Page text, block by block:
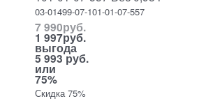
03-01499-07-101-01-07-557
7 990руб.
1 997руб.
выгода
5 993 руб.
или
75%
Скидка 75%